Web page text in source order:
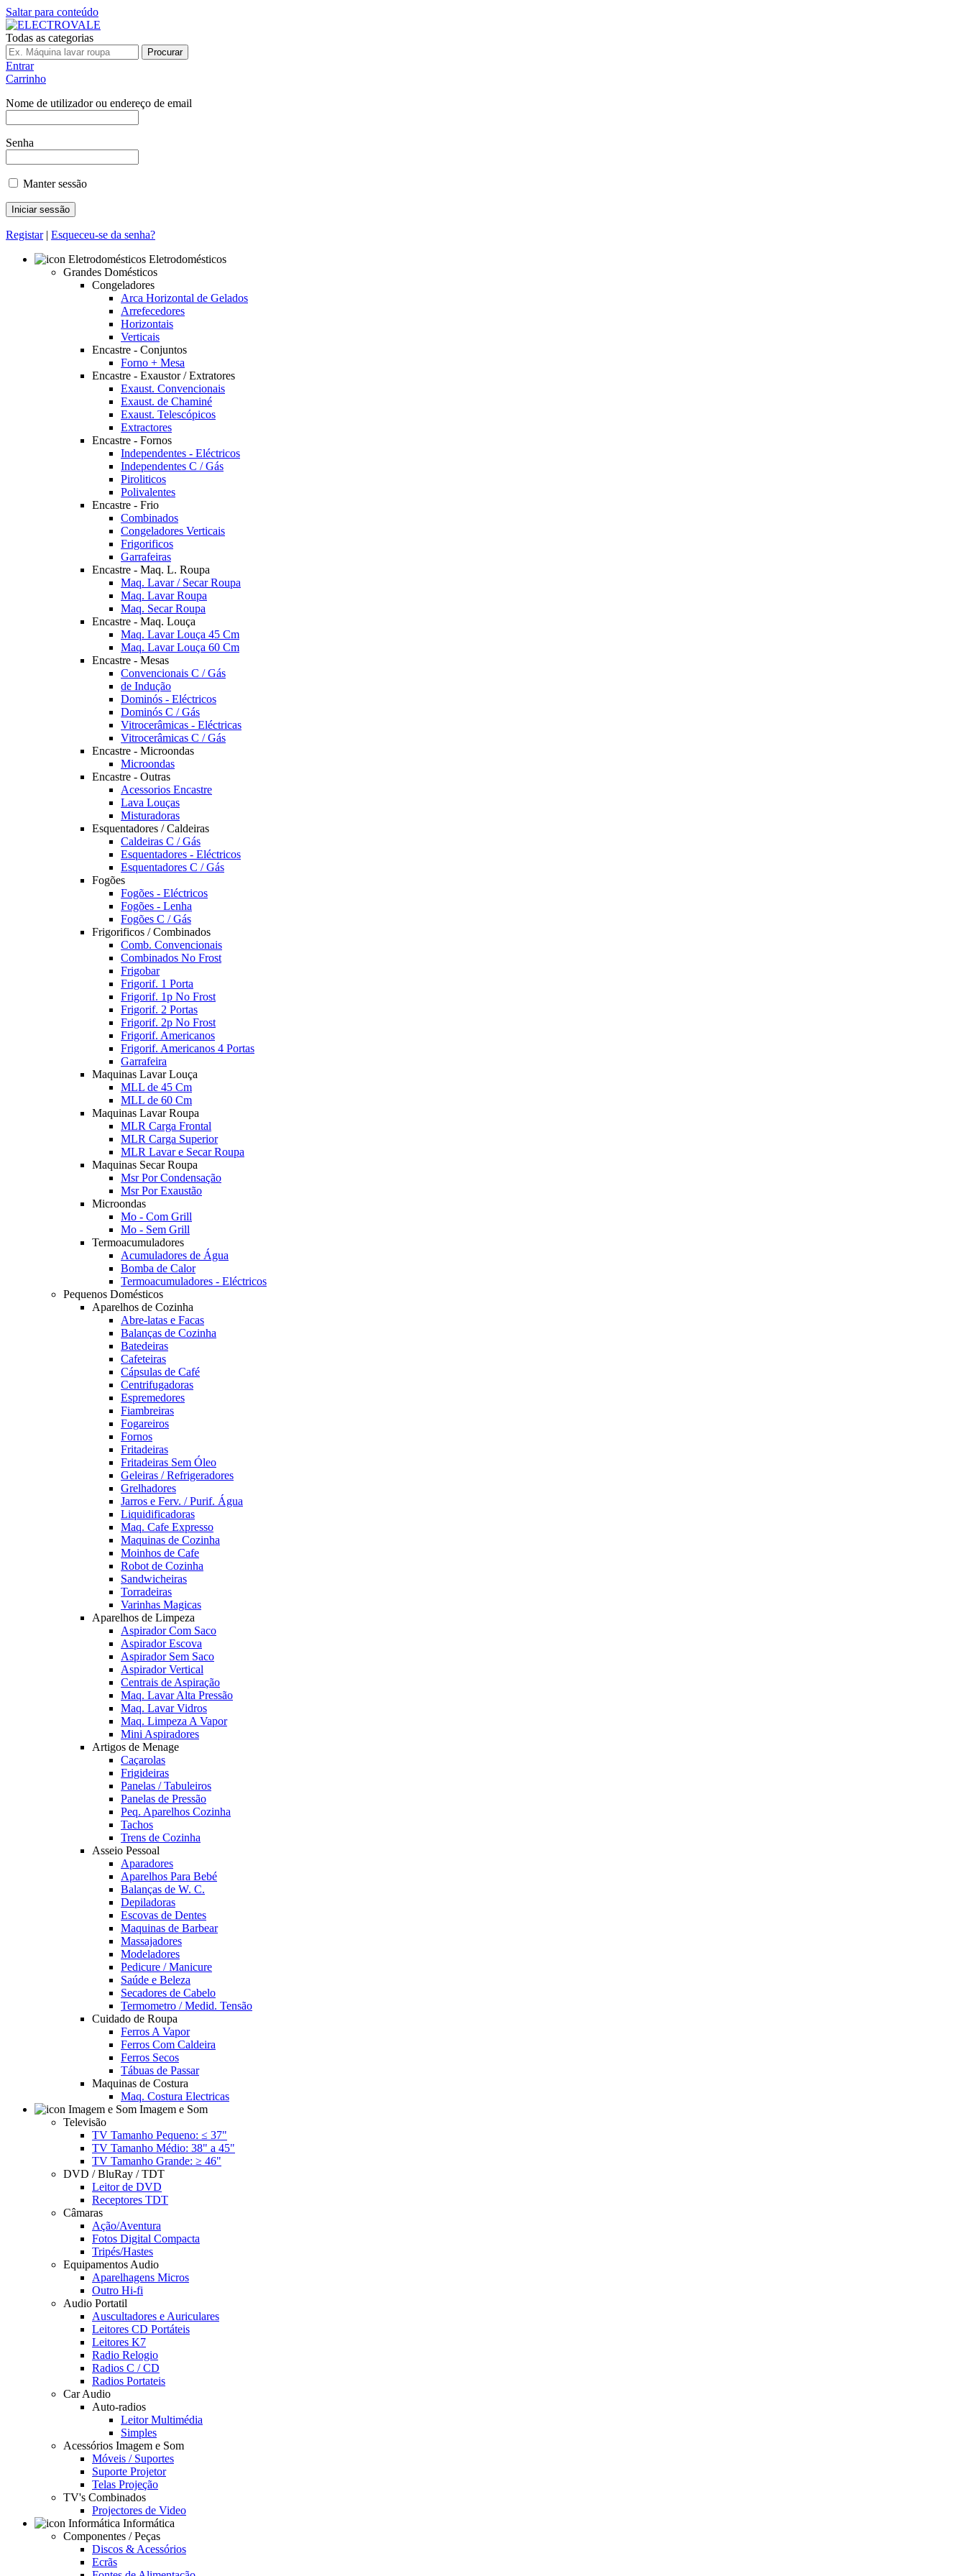
Saltar para conteúdo
Todas as categorias
Procurar
Entrar
Carrinho
Nome de utilizador ou endereço de email
Senha
Manter sessão
Registar| Esqueceu-se da senha?
Eletrodomésticos
Grandes Domésticos
Congeladores
Arca Horizontal de Gelados
Arrefecedores
Horizontais
Verticais
Encastre - Conjuntos
Forno + Mesa
Encastre - Exaustor / Extratores
Exaust. Convencionais
Exaust. de Chaminé
Exaust. Telescópicos
Extractores
Encastre - Fornos
Independentes - Eléctricos
Independentes C / Gás
Piroliticos
Polivalentes
Encastre - Frio
Combinados
Congeladores Verticais
Frigorificos
Garrafeiras
Encastre - Maq. L. Roupa
Maq. Lavar / Secar Roupa
Maq. Lavar Roupa
Maq. Secar Roupa
Encastre - Maq. Louça
Maq. Lavar Louça 45 Cm
Maq. Lavar Louça 60 Cm
Encastre - Mesas
Convencionais C / Gás
de Indução
Dominós - Eléctricos
Dominós C / Gás
Vitrocerâmicas - Eléctricas
Vitrocerâmicas C / Gás
Encastre - Microondas
Microondas
Encastre - Outras
Acessorios Encastre
Lava Louças
Misturadoras
Esquentadores / Caldeiras
Caldeiras C / Gás
Esquentadores - Eléctricos
Esquentadores C / Gás
Fogões
Fogões - Eléctricos
Fogões - Lenha
Fogões C / Gás
Frigorificos / Combinados
Comb. Convencionais
Combinados No Frost
Frigobar
Frigorif. 1 Porta
Frigorif. 1p No Frost
Frigorif. 2 Portas
Frigorif. 2p No Frost
Frigorif. Americanos
Frigorif. Americanos 4 Portas
Garrafeira
Maquinas Lavar Louça
MLL de 45 Cm
MLL de 60 Cm
Maquinas Lavar Roupa
MLR Carga Frontal
MLR Carga Superior
MLR Lavar e Secar Roupa
Maquinas Secar Roupa
Msr Por Condensação
Msr Por Exaustão
Microondas
Mo - Com Grill
Mo - Sem Grill
Termoacumuladores
Acumuladores de Água
Bomba de Calor
Termoacumuladores - Eléctricos
Pequenos Domésticos
Aparelhos de Cozinha
Abre-latas e Facas
Balanças de Cozinha
Batedeiras
Cafeteiras
Cápsulas de Café
Centrifugadoras
Espremedores
Fiambreiras
Fogareiros
Fornos
Fritadeiras
Fritadeiras Sem Óleo
Geleiras / Refrigeradores
Grelhadores
Jarros e Ferv. / Purif. Água
Liquidificadoras
Maq. Cafe Expresso
Maquinas de Cozinha
Moinhos de Cafe
Robot de Cozinha
Sandwicheiras
Torradeiras
Varinhas Magicas
Aparelhos de Limpeza
Aspirador Com Saco
Aspirador Escova
Aspirador Sem Saco
Aspirador Vertical
Centrais de Aspiração
Maq. Lavar Alta Pressão
Maq. Lavar Vidros
Maq. Limpeza A Vapor
Mini Aspiradores
Artigos de Menage
Caçarolas
Frigideiras
Panelas / Tabuleiros
Panelas de Pressão
Peq. Aparelhos Cozinha
Tachos
Trens de Cozinha
Asseio Pessoal
Aparadores
Aparelhos Para Bebé
Balanças de W. C.
Depiladoras
Escovas de Dentes
Maquinas de Barbear
Massajadores
Modeladores
Pedicure / Manicure
Saúde e Beleza
Secadores de Cabelo
Termometro / Medid. Tensão
Cuidado de Roupa
Ferros A Vapor
Ferros Com Caldeira
Ferros Secos
Tábuas de Passar
Maquinas de Costura
Maq. Costura Electricas
Imagem e Som
Televisão
TV Tamanho Pequeno: ≤ 37"
TV Tamanho Médio: 38" a 45"
TV Tamanho Grande: ≥ 46"
DVD / BluRay / TDT
Leitor de DVD
Receptores TDT
Câmaras
Ação/Aventura
Fotos Digital Compacta
Tripés/Hastes
Equipamentos Audio
Aparelhagens Micros
Outro Hi-fi
Audio Portatil
Auscultadores e Auriculares
Leitores CD Portáteis
Leitores K7
Radio Relogio
Radios C / CD
Radios Portateis
Car Audio
Auto-radios
Leitor Multimédia
Simples
Acessórios Imagem e Som
Móveis / Suportes
Suporte Projetor
Telas Projeção
TV's Combinados
Projectores de Video
Informática
Componentes / Peças
Discos & Acessórios
Ecrãs